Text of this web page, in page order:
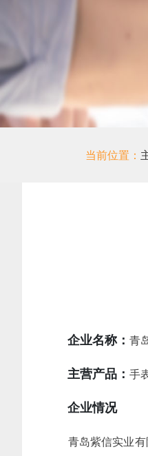
当前位置：
企业名称： 青
主营产品： 手
企业情况
青岛紫信实业